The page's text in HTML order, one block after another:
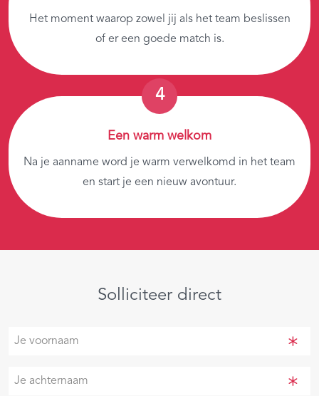
Het moment waarop zowel jij als het team beslissen
of er een goede match is.
Een warm welkom
Na je aanname word je warm verwelkomd in het team
en start je een nieuw avontuur.
Solliciteer direct
Je
Je